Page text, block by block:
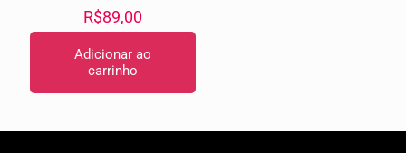
Avaliação
5.00
de 5
R$89,00
Adicionar ao
carrinho